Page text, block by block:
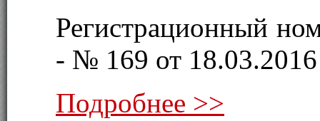
Регистрационный
- № 169 от 18.03.2016
Подробнее >>